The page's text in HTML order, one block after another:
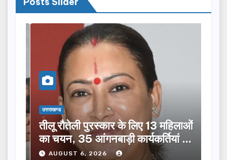
उत्तराखण्ड
तीलू रौतेली पुरस्कार के लिए 13 महिलाओं
का चयन, 35 आंगनबाड़ी कार्यकर्तियां भी
होंगी सम्मानित…
AUGUST 6, 2026